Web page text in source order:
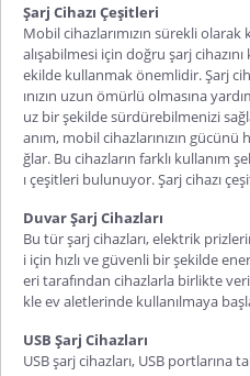
Şarj Cihazı Çeşitleri
Mobil cihazlarımızın sürekli
alışabilmesi için doğru şarj
ekilde kullanmak önemlidir. Şarj
ınızın uzun ömürlü olmasına
uz bir şekilde sürdürebilmenizi
anım, mobil cihazlarınızın gücünü
ğlar. Bu cihazların farklı kullanım
ı çeşitleri bulunuyor. Şarj cihazı
Duvar Şarj Cihazları
Bu tür şarj cihazları, elektrik
i için hızlı ve güvenli bir şekilde
eri tarafından cihazlarla birlikte
kle ev aletlerinde kullanılmaya
USB Şarj Cihazları
USB şarj cihazları, USB portlarına